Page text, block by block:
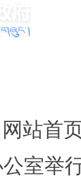
网站首
室举